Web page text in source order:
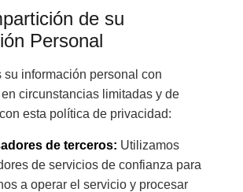
de su
Personal
su información personal con
circunstancias limitadas y de
esta política de privacidad:
de terceros: Utilizamos
de servicios de confianza para
a operar el servicio y procesar